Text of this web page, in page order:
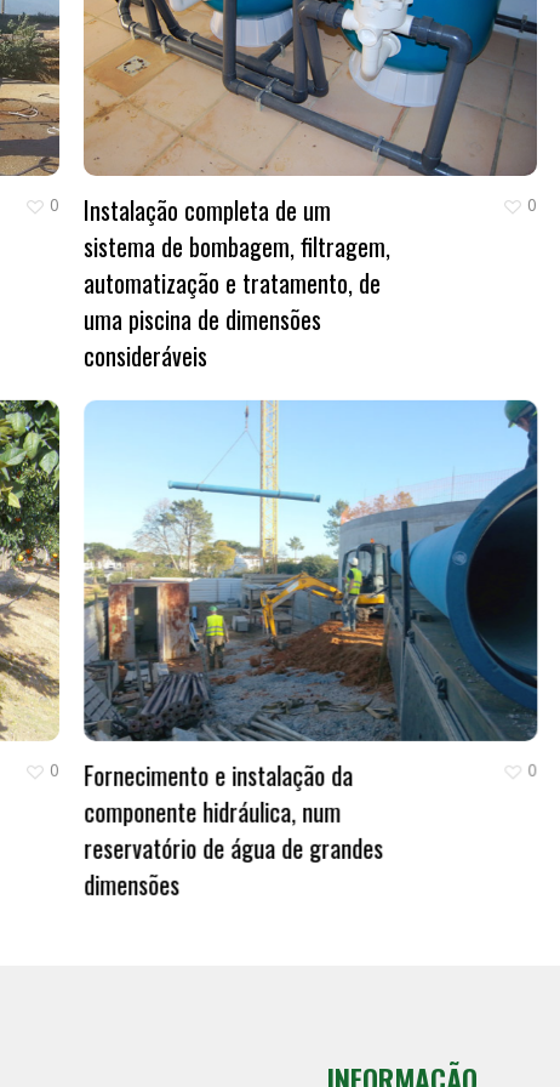
0
Instalação completa de um
sistema de bombagem, filtragem,
automatização e tratamento, de
uma piscina de dimensões
consideráveis
0
0
Fornecimento e instalação da
componente hidráulica, num
reservatório de água de grandes
dimensões
0